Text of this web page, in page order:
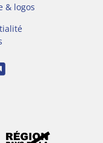
& logos